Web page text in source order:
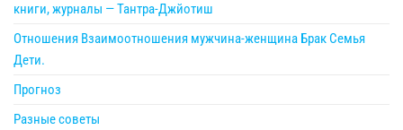
книги, журналы — Тантра-Джйотиш
Отношения Взаимоотношения мужчина-женщина Брак Семья
Дети.
Прогноз
Разные советы